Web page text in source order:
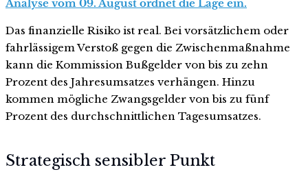
Analyse vom 09. August ordnet die Lage ein.
Das finanzielle Risiko ist real. Bei vorsätzlichem oder
fahrlässigem Verstoß gegen die Zwischenmaßnahme
kann die Kommission Bußgelder von bis zu zehn
Prozent des Jahresumsatzes verhängen. Hinzu
kommen mögliche Zwangsgelder von bis zu fünf
Prozent des durchschnittlichen Tagesumsatzes.
Strategisch sensibler Punkt